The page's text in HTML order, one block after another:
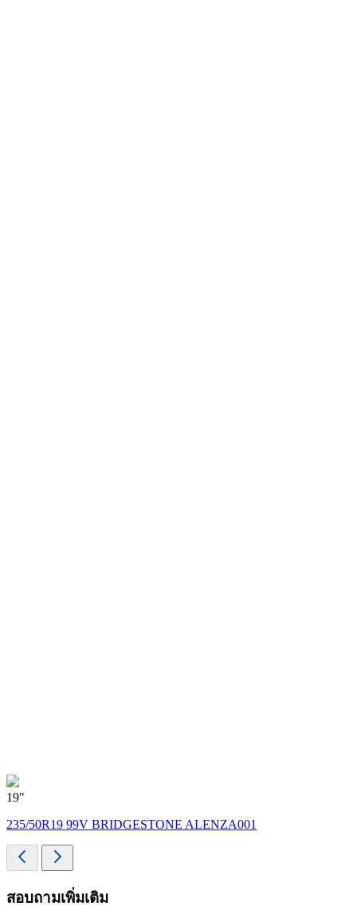
19"
235/50R19 99V BRIDGESTONE ALENZA001
สอบถามเพิ่มเติม